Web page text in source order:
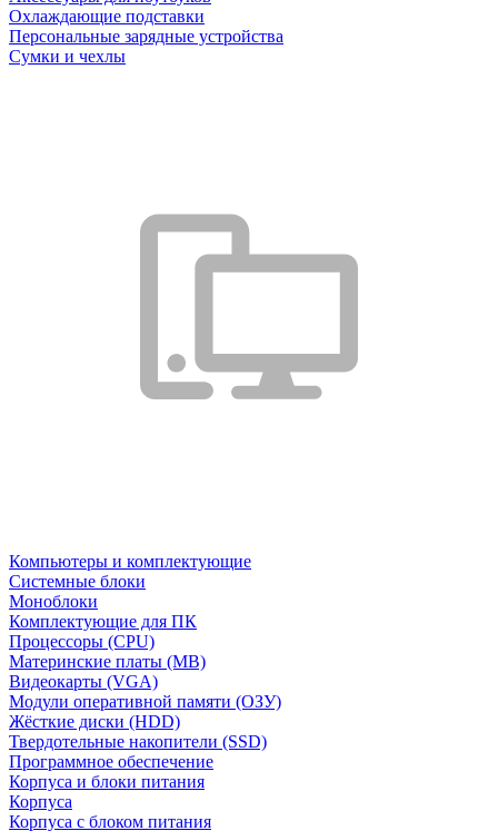
Охлаждающие подставки
Персональные зарядные устройства
Сумки и чехлы
Компьютеры и комплектующие
Системные блоки
Моноблоки
Комплектующие для ПК
Процессоры (CPU)
Материнские платы (MB)
Видеокарты (VGA)
Модули оперативной памяти (ОЗУ)
Жёсткие диски (HDD)
Твердотельные накопители (SSD)
Программное обеспечение
Корпуса и блоки питания
Корпуса
Корпуса с блоком питания